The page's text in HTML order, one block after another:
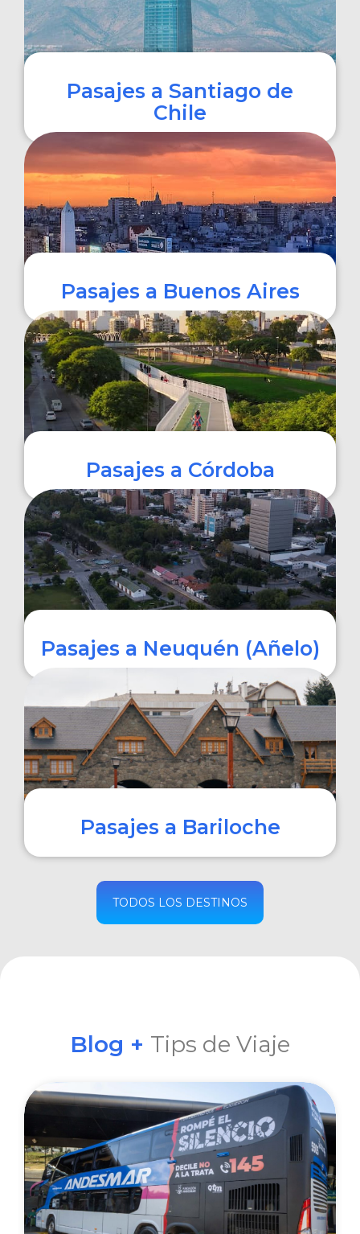
Pasajes a Santiago de
Chile
Pasajes a Buenos Aires
COMPRAR
Pasajes a Córdoba
COMPRAR
Pasajes a Neuquén (Añelo)
COMPRAR
Pasajes a Bariloche
COMPRAR
TODOS LOS DESTINOS
Blog + Tips de Viaje